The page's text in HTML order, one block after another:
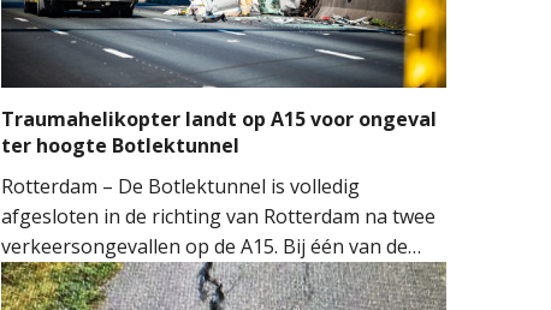
Traumahelikopter landt op A15 voor ongeval
ter hoogte Botlektunnel
Rotterdam – De Botlektunnel is volledig
afgesloten in de richting van Rotterdam na twee
verkeersongevallen op de A15. Bij één van de
ongevallen sloeg een auto over de kop.